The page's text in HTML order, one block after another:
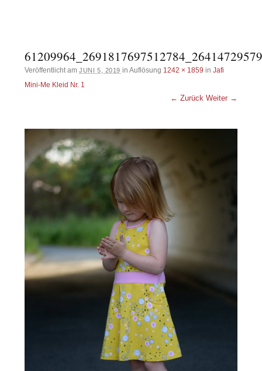
Veröffentlicht amJUNI 5, 2019 in Auflösung 1242 × 1859 in Jafi
Mini-Me Kleid Nr. 1
← Zurück Weiter →